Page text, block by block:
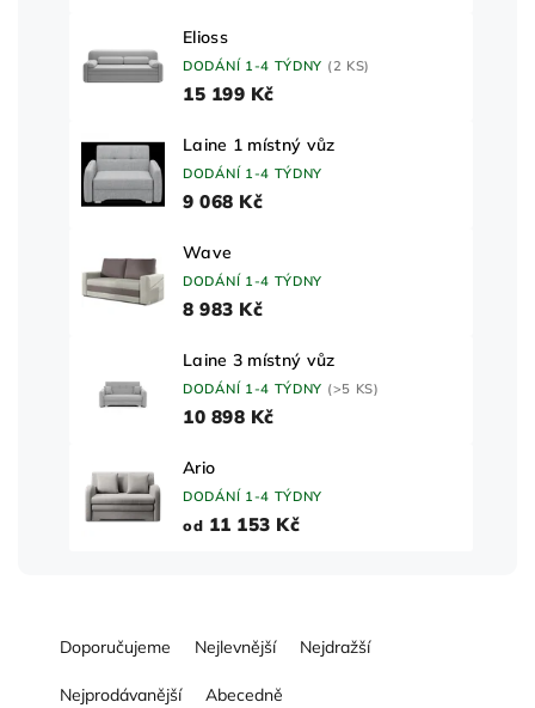
Elioss
DODÁNÍ 1-4 TÝDNY (2 KS)
15 199 Kč
Laine 1 místný vůz
DODÁNÍ 1-4 TÝDNY
9 068 Kč
Wave
DODÁNÍ 1-4 TÝDNY
8 983 Kč
Laine 3 místný vůz
DODÁNÍ 1-4 TÝDNY (>5 KS)
10 898 Kč
Ario
DODÁNÍ 1-4 TÝDNY
od 11 153 Kč
Ř
aDoporučujeme Nejlevnější Nejdražší
Nejprodávanější Abecedně